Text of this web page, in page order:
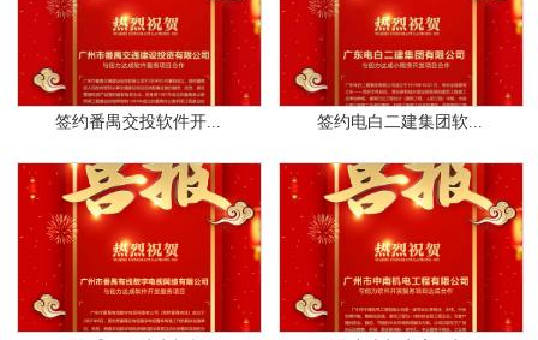
签约番禺交投软件开... 签约电白二建集团软...